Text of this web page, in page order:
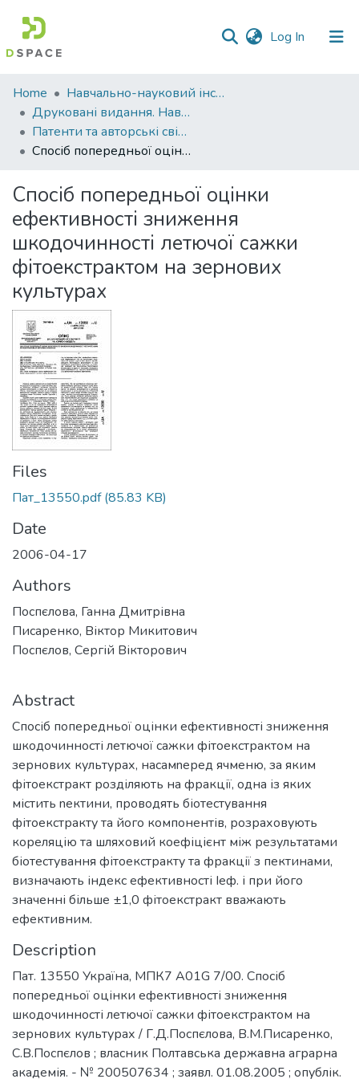
Log In (current)
Communities
&
Collections
Statistics
Home
Навчально-науковий інститут агротехнологій, селекції та екології
Друковані видання. Навчально-науковий інститут агротехнологій, селекції та екології
Патенти та авторські свідоцтва. Навчально-науковий інститут агротехнологій, селекції та екології
Спосіб попередньої оцінки ефективності зниження шкодочинності летючої сажки фітоекстрактом на зернових культурах
Спосіб попередньої оцінки
ефективності зниження
шкодочинності летючої сажки
фітоекстрактом на зернових
культурах
Files
Пат_13550.pdf(85.83 KB)
Date
2006-04-17
Authors
Поспєлова, Ганна Дмитрівна
Писаренко, Віктор Микитович
Поспєлов, Сергій Вікторович
Abstract
Спосіб попередньої оцінки ефективності зниження
шкодочинності летючої сажки фітоекстрактом на
зернових культурах, насамnеред ячменю, за яким
фітоекстракт розділяють на фракції, одна із яких
містить nектини, проводять біотестування
фітоекстракту та його компонентів, розраховують
кореляцію та шляховий коефіцієнт між результатами
біотестування фітоекстракту та фракції з пектинами,
визначають індекс ефективності Іеф. і при його
значенні більше ±1,0 фітоекстракт вважають
ефективним.
Description
Пат. 13550 Україна, МПК7 А01G 7/00. Спосіб
попередньої оцінки ефективності зниження
шкодочинності летючої сажки фітоекстрактом на
зернових культурах / Г.Д.Поспєлова, В.М.Писаренко,
С.В.Поспєлов ; власник Полтавська державна аграрна
академія. - № 200507634 ; заявл. 01.08.2005 ; опублік.